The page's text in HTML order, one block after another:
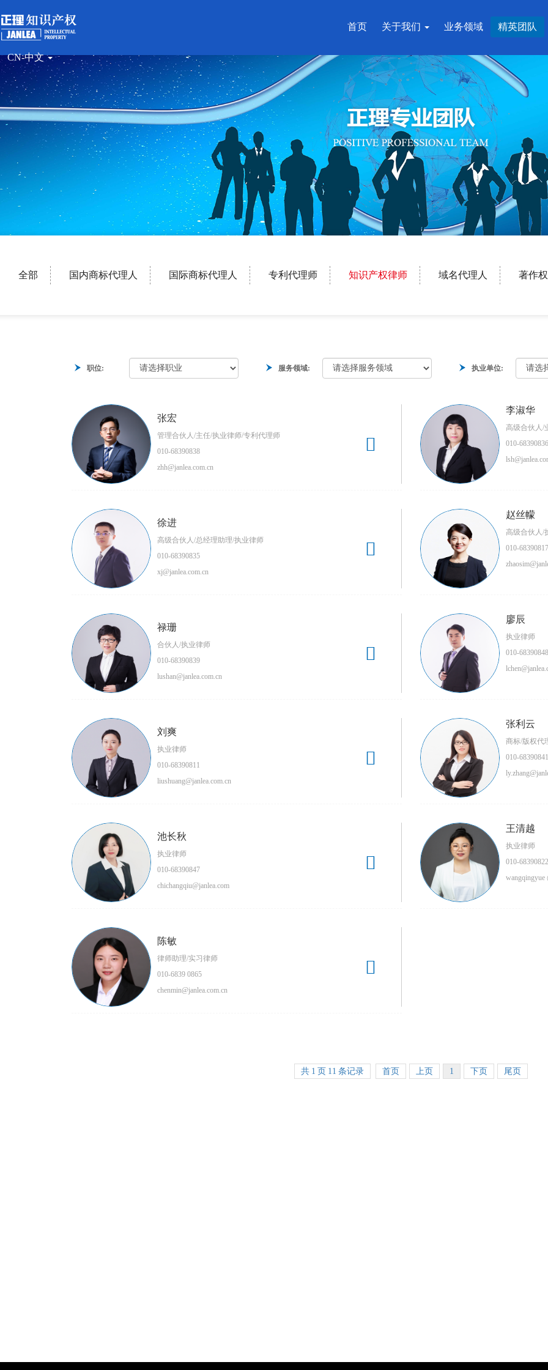
CN-中文
首页 关于我们 业务领域 精英团队
全部 国内商标代理人 国际商标代理人 专利代理师 知识产权律师 域名代理人 著作
职位: 服务领域: 执业单位:

张宏
管理合伙人/主任/执业律师/专利代理师
010-68390838
zhh@janlea.com.cn
李淑华
高级合伙人/
010-68390836

徐进
高级合伙人/总经理助理/执业律师
010-68390835
xj@janlea.com.cn
赵丝幪
高级合伙人/
010-68390817

禄珊
合伙人/执业律师
010-68390839
lushan@janlea.com.cn
廖辰
执业律师
010-68390848

刘爽
执业律师
010-68390811
liushuang@janlea.com.cn
张利云
商标/版权代
010-68390841

池长秋
执业律师
010-68390847
chichangqiu@janlea.com
王清越
执业律师
010-68390822
wangqingyue

陈敏
律师助理/实习律师
010-6839 0865
chenmin@janlea.com.cn
共 1 页 11 条记录 首页 上页 1 下页 尾页